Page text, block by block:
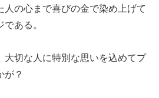
の心まで喜びの金で染め上げて
ある。
大切な人に特別な思いを込めてプ
が？